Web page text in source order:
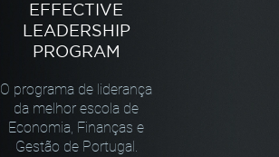
EFFECTIVE
LEADERSHIP
PROGRAM
O programa de liderança
da melhor escola de
Economia, Finanças e
Gestão de Portugal.